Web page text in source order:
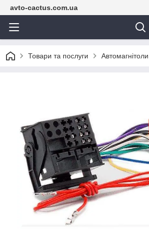
avto-cactus.com.ua
Товари та послуги